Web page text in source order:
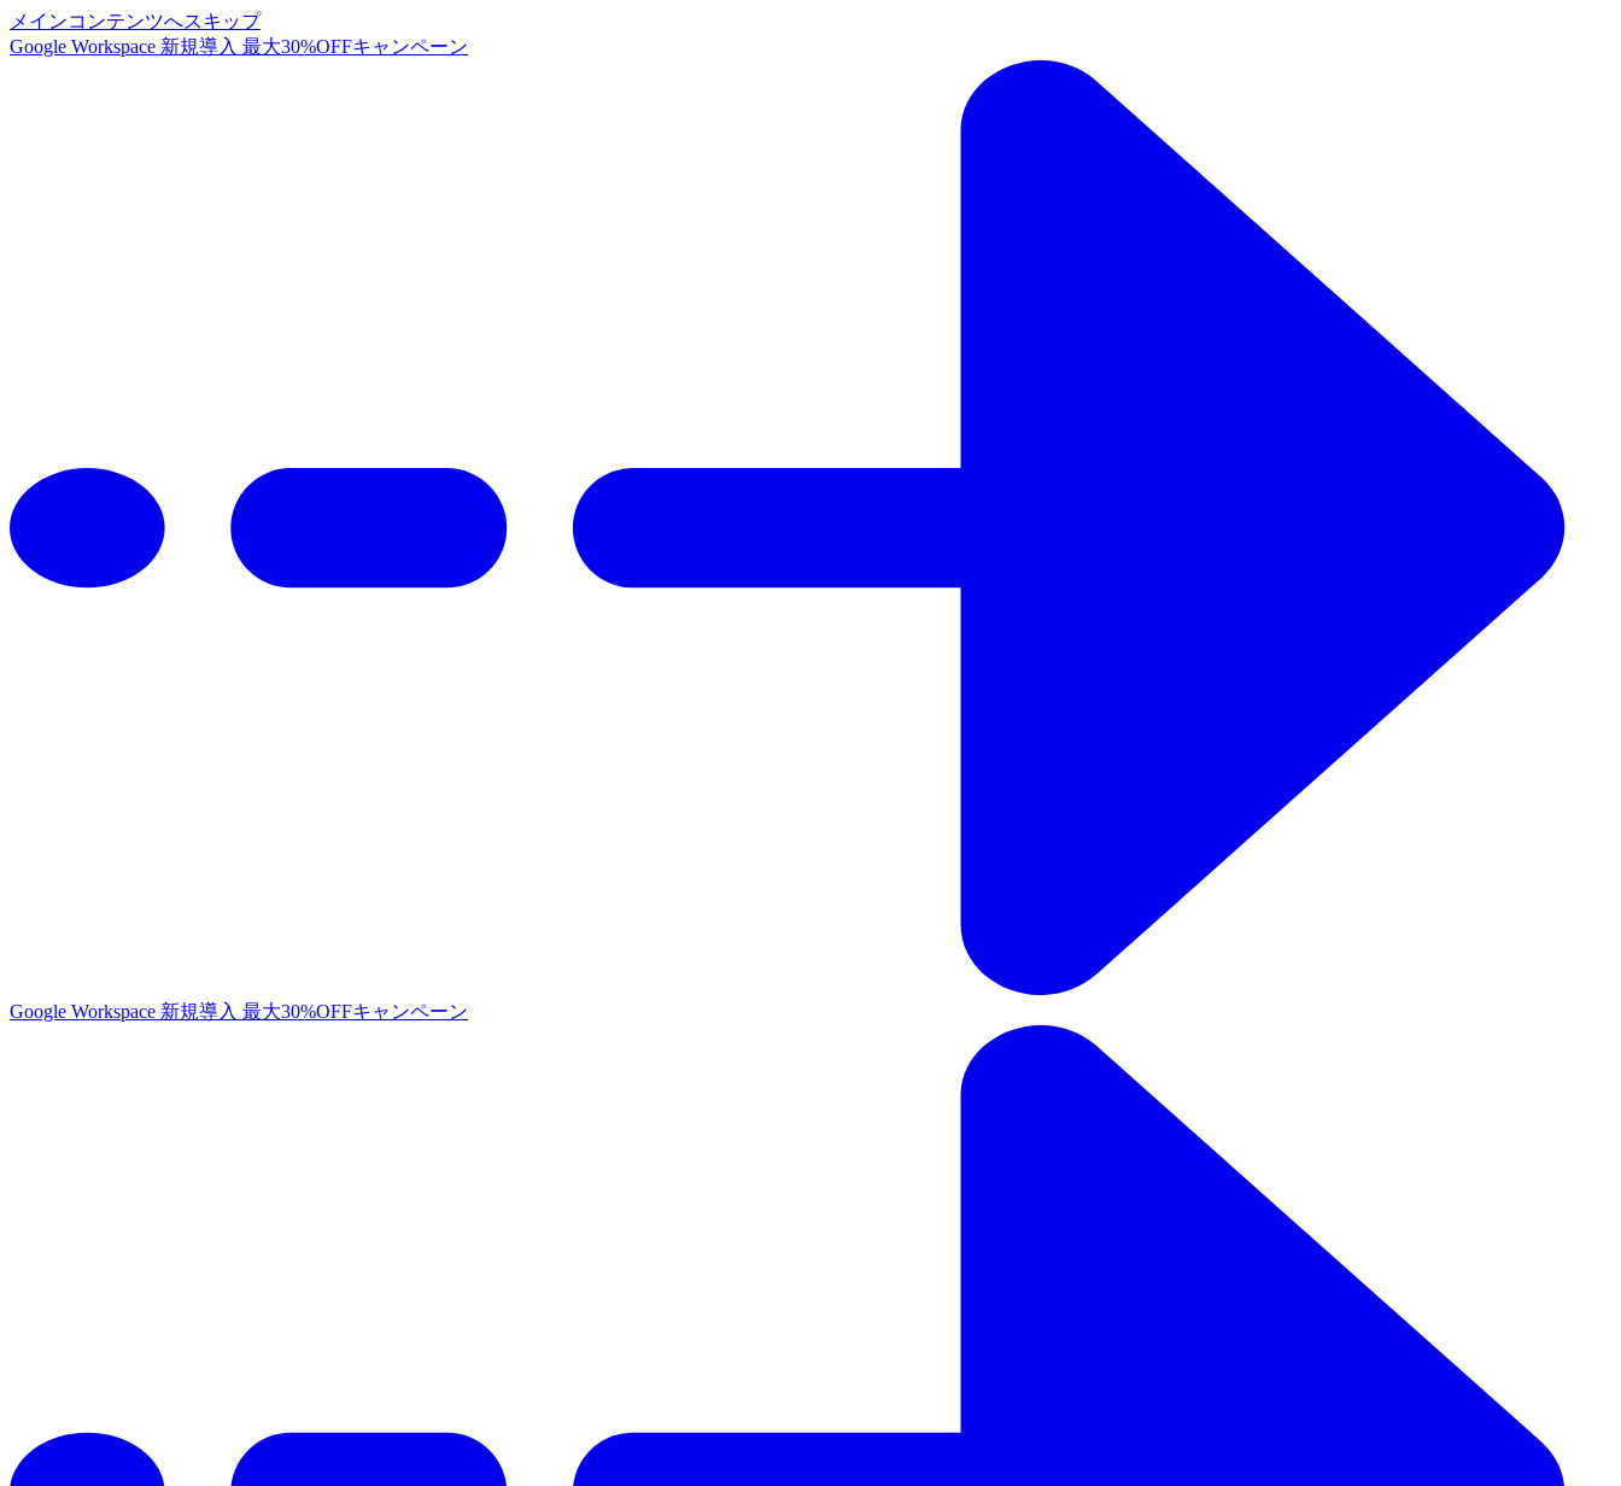
メインコンテンツへスキップ
Google Workspace 新規導入 最大30%OFFキャンペーン
Google Workspace 新規導入 最大30%OFFキャンペーン